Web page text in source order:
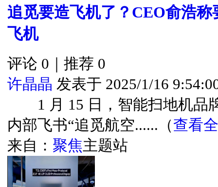
追觅要造飞机了？CEO俞浩
飞机
评论 0｜推荐 0
许晶晶 发表于 2025/1/16
1 月 15 日，智能扫地机品
内部飞书“追觅航空......（查看
来自： 聚焦主题站